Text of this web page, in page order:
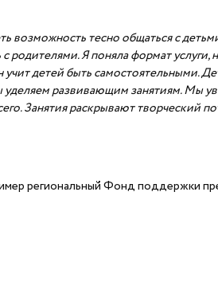
возможность тесно общаться с
родителями. Я поняла формат
учит детей быть
развивающим занятиям. Мы
Занятия раскрывают творческий
региональный Фонд поддержки